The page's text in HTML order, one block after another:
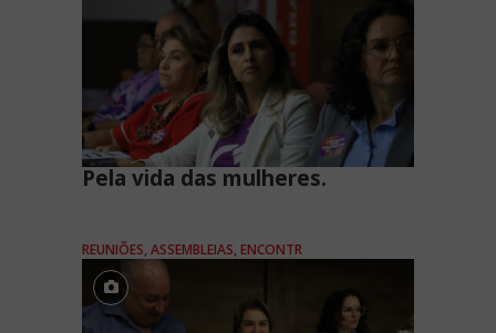
Pela vida das mulheres.
REUNIÕES, ASSEMBLEIAS, ENCONTR